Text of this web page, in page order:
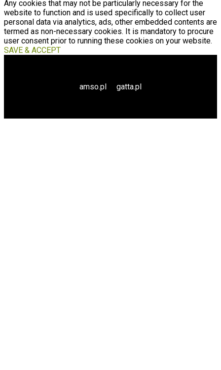
Any cookies that may not be particularly necessary for the
website to function and is used specifically to collect user
personal data via analytics, ads, other embedded contents are
termed as non-necessary cookies. It is mandatory to procure
user consent prior to running these cookies on your website.
SAVE & ACCEPT
amso.pl gatta.pl